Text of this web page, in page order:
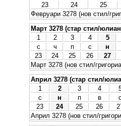
23
24 25
Февруари 3278 (нов стил/
Март 3278 (стар стил/
1
2 3 4 5
с
ч п с н
23
24 25 26 27
Март 3278 (нов стил/
Април 3278 (стар стил/
1
2 3 4
с
н п в с
23
24 25 26
Април 3278 (нов стил/